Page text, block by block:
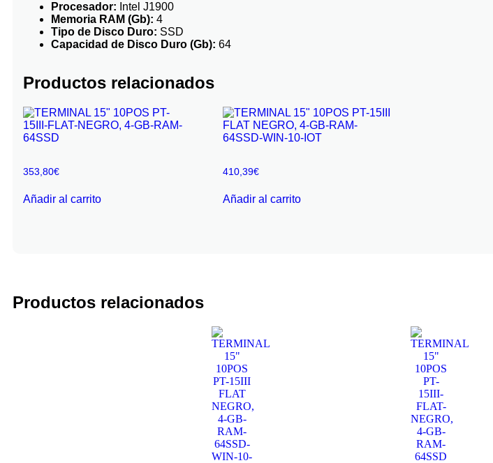
Procesador: Intel J1900
Memoria RAM (Gb): 4
Tipo de Disco Duro: SSD
Capacidad de Disco Duro (Gb): 64
Productos relacionados
353,80€
Añadir al carrito
410,39€
Añadir al carrito
Productos relacionados